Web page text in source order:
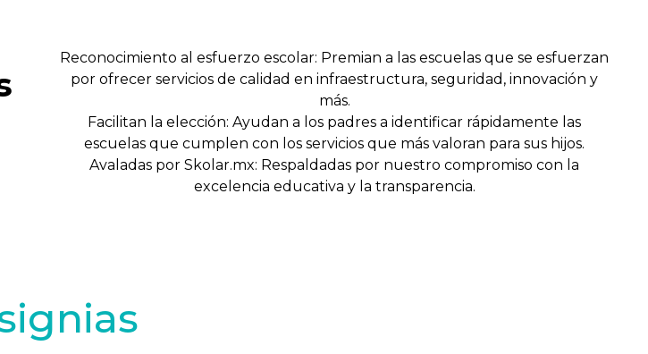
Reconocimiento al esfuerzo escolar: Premian a las escuelas que se esfuerzan
por ofrecer servicios de calidad en infraestructura, seguridad, innovación y
más.
Facilitan la elección: Ayudan a los padres a identificar rápidamente las
escuelas que cumplen con los servicios que más valoran para sus hijos.
Avaladas por Skolar.mx: Respaldadas por nuestro compromiso con la
excelencia educativa y la transparencia.